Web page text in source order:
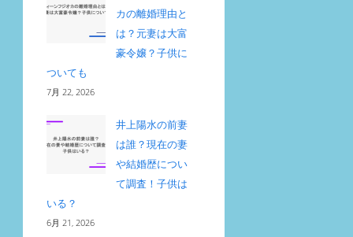
カの離婚理由と
は？元妻は大富
豪令嬢？子供に
ついても
7月 22, 2026
井上陽水の前妻
は誰？現在の妻
や結婚歴につい
て調査！子供は
いる？
6月 21, 2026